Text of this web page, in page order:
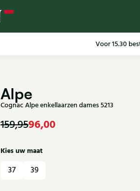
Gratis
Alpe
Cognac Alpe enkellaarzen dames 5213
159,9596,00
Kies uw maat
37 39